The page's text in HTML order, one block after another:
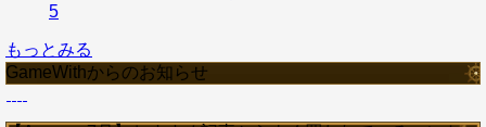
5
もっとみる
GameWithからのお知らせ